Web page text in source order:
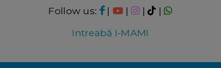
Follow us: | | |
|
Intreabă I-MAMI